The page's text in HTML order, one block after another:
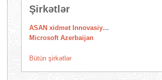
Şirkətlər
ASAN xidmet Innovasiya Mərkəzi
Microsoft Azerbaijan
Bütün şirkətlər